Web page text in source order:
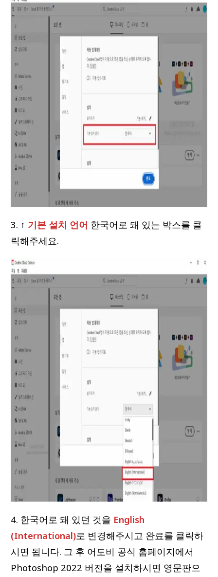
3. ↑ 기본 설치 언어 한국어로 돼 있는 박스를 클
릭해주세요.
4. 한국어로 돼 있던 것을 English
(International)로 변경해주시고 완료를 클릭하
시면 됩니다. 그 후 어도비 공식 홈페이지에서
Photoshop 2022 버전을 설치하시면 영문판으